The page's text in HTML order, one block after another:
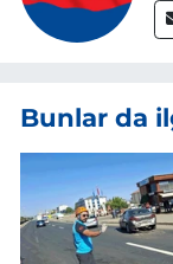
Bunlar da